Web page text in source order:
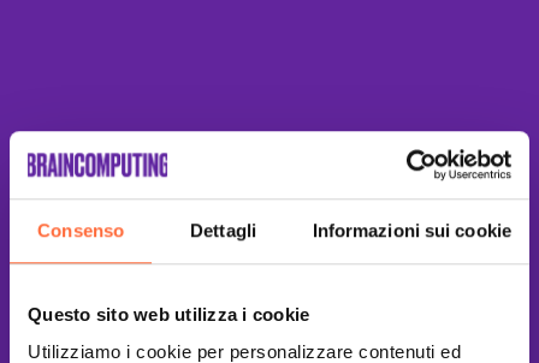
Consenso Dettagli Informazioni sui cookie
Questo sito web utilizza i cookie
Utilizziamo i cookie per personalizzare contenuti ed
This site is protected by reCAPTCHA
and the Google
Privacy Policy Terms of Service